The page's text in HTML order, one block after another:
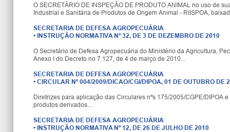
O SECRETÁRIO DE INSPEÇÃO DE PRODUTO ANIMAL no uso de
Industrial e Sanitária de Produtos de Origem Animal - RIISPOA,
SECRETARIA DE DEFESA AGROPECUÁRIA
• INSTRUÇÃO NORMATIVA Nº 32, DE 3 DE DEZEMBRO DE 2010
O Secretário de Defesa Agropecuária do Ministério da Agricultura,
Anexo I do Decreto no 7.127, de 4 de março de 2010...
SECRETARIA DE DEFESA AGROPECUÁRIA
• CIRCULAR Nº 004/2009/DICAO/CGI/DIPOA, 01 DE OUTUBRO DE
Diretrizes para aplicação das Circulares nºs 175/2005/CGPE/DIPOA
produtos derivados...
SECRETARIA DE DEFESA AGROPECUÁRIA
• INSTRUÇÃO NORMATIVA Nº 12, DE 26 DE JULHO DE 2010